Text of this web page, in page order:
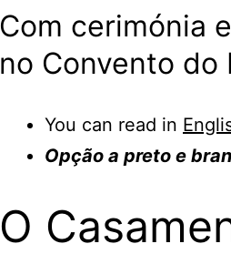
Com cerimónia
no Convento do
You can read in
Opção a preto e
O